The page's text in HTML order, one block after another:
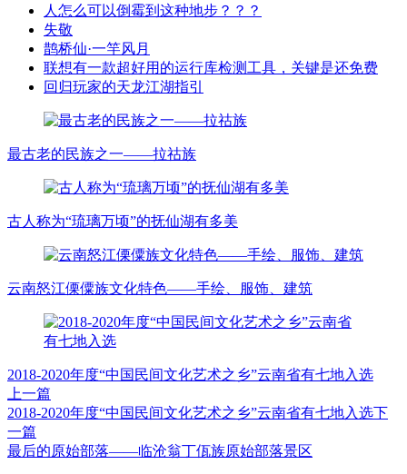
人怎么可以倒霉到这种地步？？？
失敬
鹊桥仙·一竿风月
联想有一款超好用的运行库检测工具，关键是还免费
回归玩家的天龙江湖指引
最古老的民族之一——拉祜族
古人称为“琉璃万顷”的抚仙湖有多美
云南怒江傈僳族文化特色——手绘、服饰、建筑
2018-2020年度“中国民间文化艺术之乡”云南省有七地入选
上一篇
2018-2020年度“中国民间文化艺术之乡”云南省有七地入选下
一篇
最后的原始部落——临沧翁丁佤族原始部落景区